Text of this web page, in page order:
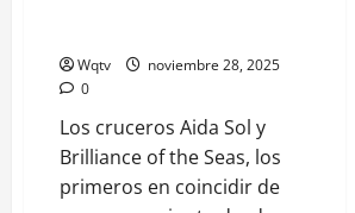
Wqtv
noviembre 28, 2025
0
Los cruceros Aida Sol y
Brilliance of the Seas, los
primeros en coincidir de